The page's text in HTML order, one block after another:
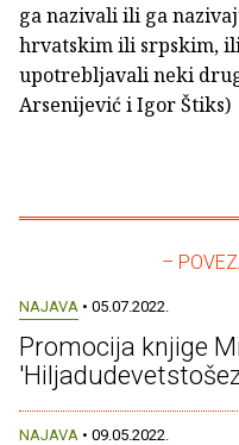
ga nazivali ili ga
hrvatskim ili srpskim,
upotrebljavali neki
Arsenijević i Igor Štiks)
–
NAJAVA • 05.07.2022.
Promocija knjige
NAJAVA • 09.05.2022.